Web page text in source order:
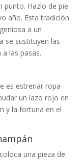
punto. Hazlo de pie
año. Esta tradición
a un
se sustituyen las
las pasas.
es estrenar ropa
un lazo rojo en
y la fortuna en el
una pieza de